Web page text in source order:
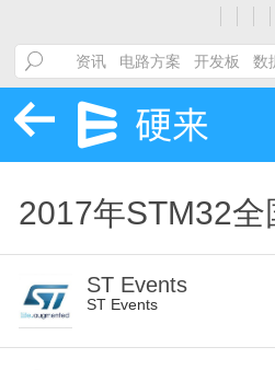
2017年STM32全
ST Events
ST Events